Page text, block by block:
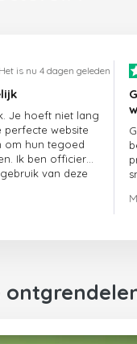
Het is nu 4 dagen geleden
Je hoeft niet lang
perfecte website
om hun tegoed
Ik ben officier
van deze